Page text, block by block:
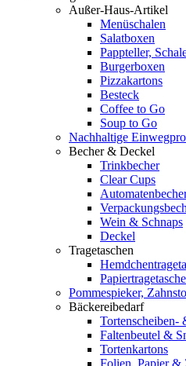
Außer-Haus-Artikel
Menüschalen
Salatboxen
Pappteller,
Burgerboxen
Pizzakartons
Besteck
Coffee to Go
Soup to Go
Nachhaltige
Becher & Deckel
Trinkbecher
Clear Cups
Wein & Schnaps
Deckel
Tragetaschen
Pommespieker,
Bäckereibedarf
Tortenscheiben-
Faltenbeutel &
Tortenkartons
Folien, Papier &